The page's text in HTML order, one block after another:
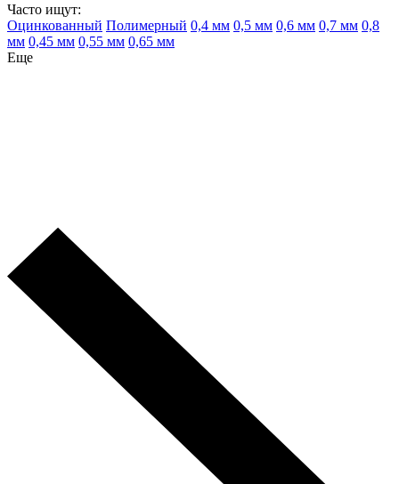
Часто ищут:
Оцинкованный Полимерный 0,4 мм 0,5 мм 0,6 мм 0,7 мм 0,8
мм 0,45 мм 0,55 мм 0,65 мм
Еще